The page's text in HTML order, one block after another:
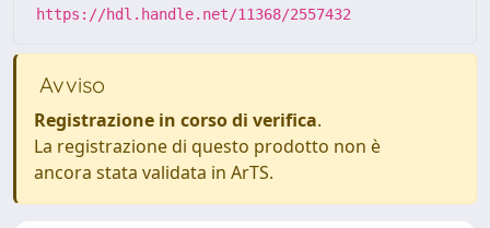
https://hdl.handle.net/11368/2557432
Avviso
Registrazione in corso di verifica.
La registrazione di questo prodotto non è
ancora stata validata in ArTS.